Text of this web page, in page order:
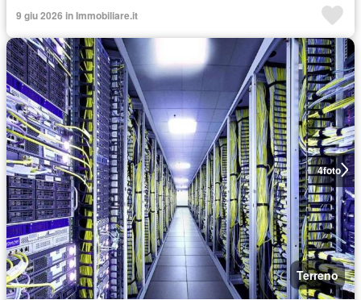
9 giu 2026 in Immobiliare.it
4foto
Terreno